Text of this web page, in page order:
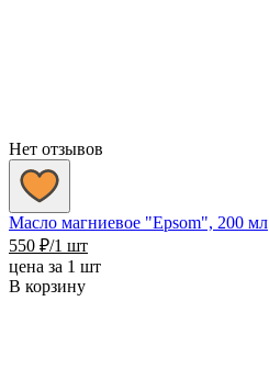
Нет отзывов
Масло магниевое "Epsom", 200 мл
550 ₽/1 шт
цена за 1 шт
В корзину